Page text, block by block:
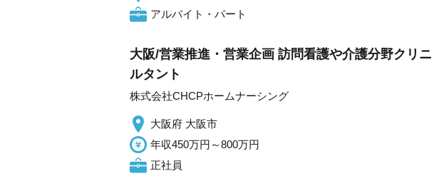
アルバイト・パート
大阪/営業推進・営業企画 訪問看護や介護分野クリ
ルタント
株式会社CHCPホームナーシング
大阪府 大阪市
年収450万円～800万円
正社員